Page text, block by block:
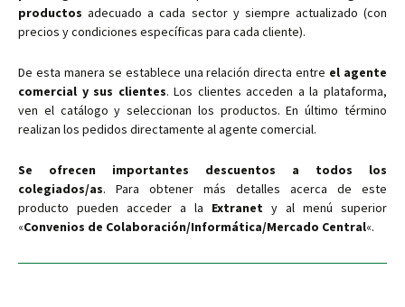
p
productos adecuado a cada sector y siempre actualizado (con
precios y condiciones específicas para cada cliente).
De esta manera se establece una relación directa entre el agente
comercial y sus clientes. Los clientes acceden a la plataforma,
ven el catálogo y seleccionan los productos. En último término
realizan los pedidos directamente al agente comercial.
Se ofrecen importantes descuentos a todos los
colegiados/as. Para obtener más detalles acerca de este
producto pueden acceder a la Extranet y al menú superior
«Convenios de Colaboración/Informática/Mercado Central«.